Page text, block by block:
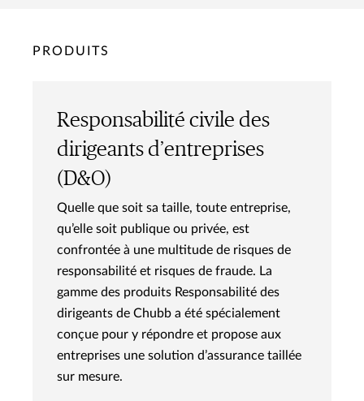
PRODUITS
Responsabilité civile des
dirigeants d’entreprises
(D&O)
Quelle que soit sa taille, toute entreprise,
qu’elle soit publique ou privée, est
confrontée à une multitude de risques de
responsabilité et risques de fraude. La
gamme des produits Responsabilité des
dirigeants de Chubb a été spécialement
conçue pour y répondre et propose aux
entreprises une solution d’assurance taillée
sur mesure.